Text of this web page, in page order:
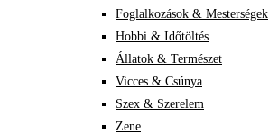
Foglalkozások & Mesterségek
Hobbi & Időtöltés
Állatok & Természet
Vicces & Csúnya
Szex & Szerelem
Zene